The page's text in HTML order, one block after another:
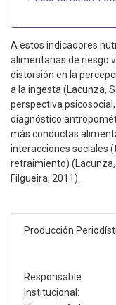
A estos indicadores
alimentarias de riesgo
distorsión en la
a la ingesta (Lacunza,
perspectiva
diagnóstico
más conductas
interacciones sociales
retraimiento) (Lacunza,
Filgueira, 2011).
Producción
Responsable
Institucional: